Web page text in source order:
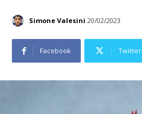
Simone Valesini 20/02/2023
Facebook Twitter